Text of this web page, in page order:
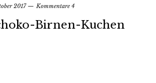
2017 Kommentare 4
Birnen-Kuchen